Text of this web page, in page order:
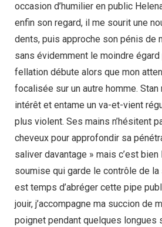
occasion d’humilier en public
enfin son regard, il me sourit une
dents, puis approche son pénis de
sans évidemment le moindre égard
fellation débute alors que mon
focalisée sur un autre homme. Stan
intérêt et entame un va-et-vient
plus violent. Ses mains n’hésitent
cheveux pour approfondir sa
saliver davantage » mais c’est bien
soumise qui garde le contrôle de
est temps d’abréger cette pipe
jouir, j’accompagne ma succion de
poignet pendant quelques longues